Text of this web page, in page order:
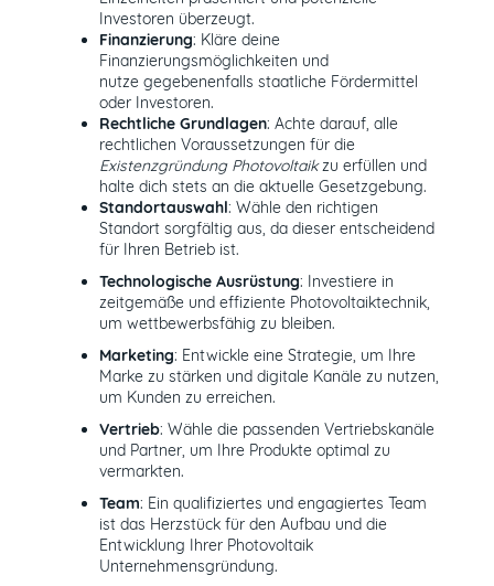
Investoren überzeugt.
Finanzierung: Kläre deine
Finanzierungsmöglichkeiten und
nutze gegebenenfalls staatliche Fördermittel
oder Investoren.
Rechtliche Grundlagen: Achte darauf, alle
rechtlichen Voraussetzungen für die
Existenzgründung Photovoltaikzu erfüllen und
halte dich stets an die aktuelle Gesetzgebung.
Standortauswahl: Wähle den richtigen
Standort sorgfältig aus, da dieser entscheidend
für Ihren Betrieb ist.
Technologische Ausrüstung: Investiere in
zeitgemäße und effiziente Photovoltaiktechnik,
um wettbewerbsfähig zu bleiben.
Marketing: Entwickle eine Strategie, um Ihre
Marke zu stärken und digitale Kanäle zu nutzen,
um Kunden zu erreichen.
Vertrieb: Wähle die passenden Vertriebskanäle
und Partner, um Ihre Produkte optimal zu
vermarkten.
Team: Ein qualifiziertes und engagiertes Team
ist das Herzstück für den Aufbau und die
Entwicklung Ihrer Photovoltaik
Unternehmensgründung.